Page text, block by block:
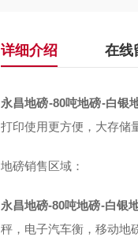
详细介绍 在线
永昌地磅-80吨地磅-白银
打印使用更方便，大存储
地磅销售区域：
永昌地磅-80吨地磅-白银
秤，电子汽车衡，移动地